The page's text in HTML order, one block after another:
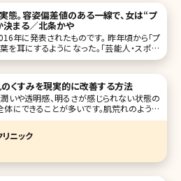
実態。容姿偏差値のある一線で、女は“プ
決まる／北条かや
年に発表されたものです。 昨年頃から「プ
を耳にするようになった。「芸能人・スポー
き合う一般女性」のことで、「容姿は端麗、
いはやっていない」「ブログやSNSも見つか
くすみを現実的に改善する方法
いや透明感、明るさが感じられない状態の
体にできることが多いです。肌荒れのように
が出ることがなく、自分の肌がくすんでいる
が慢性化してしまうケースもあります。 くす
タイプがあり、原因によって対処方法も変
ニック